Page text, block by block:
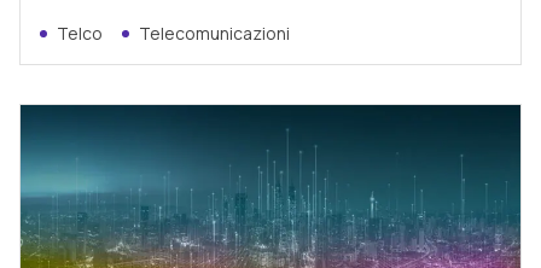
Telco Telecomunicazioni